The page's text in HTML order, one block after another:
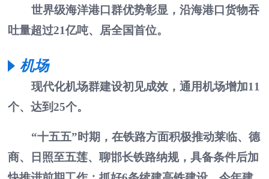
世界级海洋港口群优势彰显，沿海港口货物吞
吐量超过21亿吨、居全国首位。
机场
现代化机场群建设初见成效，通用机场增加11
个、达到25个。
“十五五”时期，在铁路方面积极推动莱临、德
商、日照至五莲、聊邯长铁路纳规，具备条件后加